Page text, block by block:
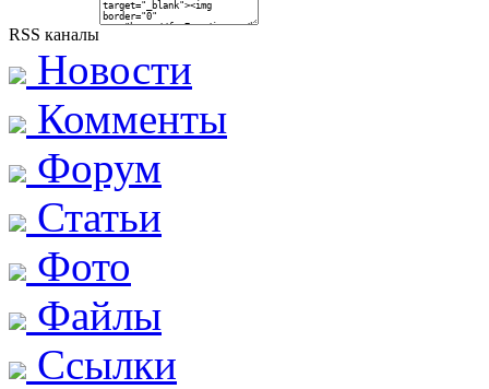
RSS каналы
Новости
Комменты
Форум
Статьи
Фото
Файлы
Ссылки